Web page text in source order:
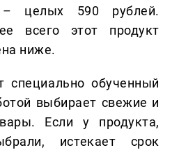
– целых 590 рублей.
всего этот продукт
ниже.
специально обученный
выбирает свежие и
Если у продукта,
истекает срок